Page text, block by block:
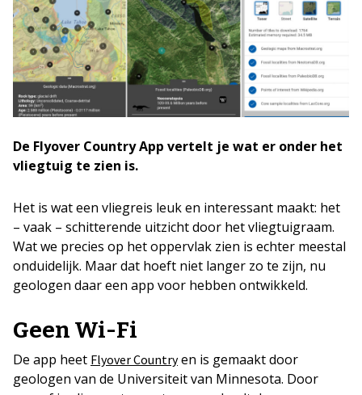
De Flyover Country App vertelt je wat er onder het
vliegtuig te zien is.
Het is wat een vliegreis leuk en interessant maakt: het
– vaak – schitterende uitzicht door het vliegtuigraam.
Wat we precies op het oppervlak zien is echter meestal
onduidelijk. Maar dat hoeft niet langer zo te zijn, nu
geologen daar een app voor hebben ontwikkeld.
Geen Wi-Fi
De app heet Flyover Countryen is gemaakt door
geologen van de Universiteit van Minnesota. Door